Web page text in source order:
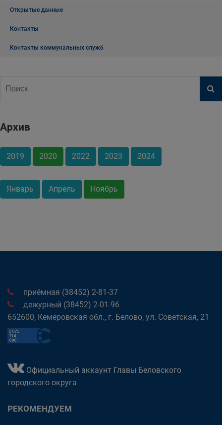
Открытые данные
Контакты
Контакты коммунальных служб
Архив
2019 2020 2022 2023 2024
Январь Апрель Ноябрь
приёмная (38452) 2-81-37
дежурный (38452) 2-01-96
652600, Кемеровская обл., г. Белово, ул. Советская, 21
Официальный аккаунт Главы Беловского
городского округа
РЕКОМЕНДУЕМ